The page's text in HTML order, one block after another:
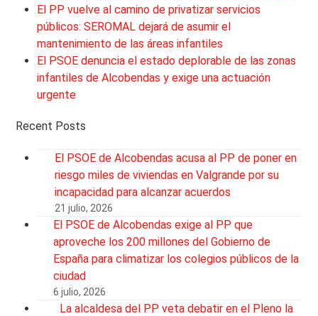
El PP vuelve al camino de privatizar servicios
públicos: SEROMAL dejará de asumir el
mantenimiento de las áreas infantiles
El PSOE denuncia el estado deplorable de las zonas
infantiles de Alcobendas y exige una actuación
urgente
Recent Posts
El PSOE de Alcobendas acusa al PP de poner en
riesgo miles de viviendas en Valgrande por su
incapacidad para alcanzar acuerdos
21 julio, 2026
El PSOE de Alcobendas exige al PP que
aproveche los 200 millones del Gobierno de
España para climatizar los colegios públicos de la
ciudad
6 julio, 2026
La alcaldesa del PP veta debatir en el Pleno la